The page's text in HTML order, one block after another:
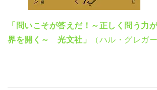
「問いこそが答えだ！～正しく問う力
界を開く～ 光文社」
（ハル・グレガ